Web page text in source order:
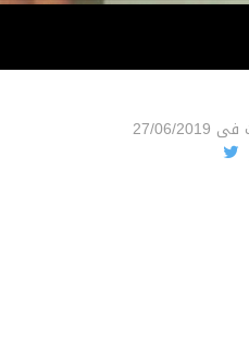
فى 27/06/2019